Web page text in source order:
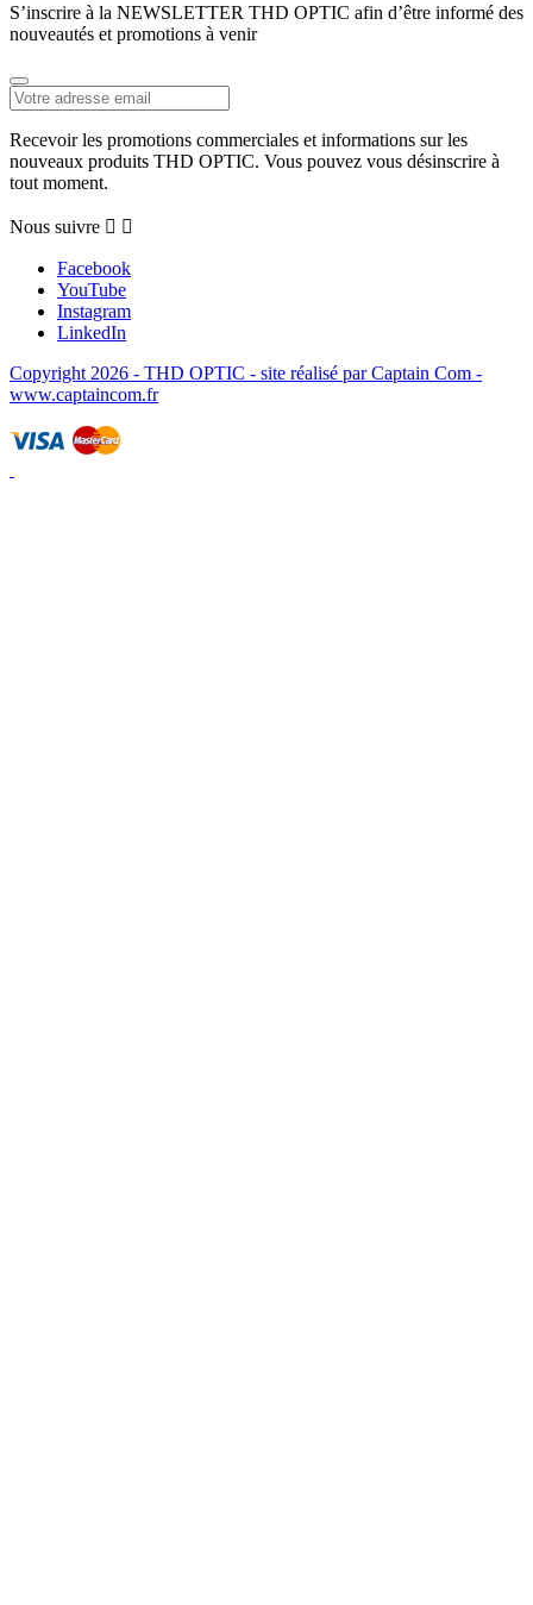
S’inscrire à la NEWSLETTER THD OPTIC afin d’être informé des
nouveautés et promotions à venir
Recevoir les promotions commerciales et informations sur les
nouveaux produits THD OPTIC. Vous pouvez vous désinscrire à
tout moment.
Nous suivre  
Facebook
YouTube
Instagram
LinkedIn
Copyright 2026 - THD OPTIC - site réalisé par Captain Com -
www.captaincom.fr